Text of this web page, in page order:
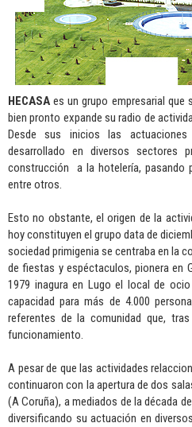
HECASAes un grupo empresarial que
bien pronto expande su radio de
Desde sus inicios las
desarrollado en diversos sectores
construcción a la hotelería, pasando
entre otros.
Esto no obstante, el origen de la
hoy constituyen el grupo data de
sociedad primigenia se centraba en la
de fiestas y espéctaculos, pionera en
1979 inagura en Lugo el local de
capacidad para más de 4.000
referentes de la comunidad que,
funcionamiento.
A pesar de que las actividades
continuaron con la apertura de dos
(A Coruña), a mediados de la década
diversificando su actuación en